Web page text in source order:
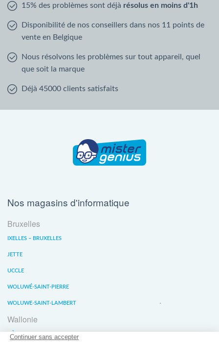
15% des problèmes sont déjà résolus en moins d'1h
Disponibilité de nos conseillers dans nos 11 points de
vente en Belgique
Nous résolvons les problèmes sur tout appareil, quel
que soit la marque
Déjà 45000 clients satisfaits
Nos magasins d'informatique
Bruxelles
IXELLES – BRUXELLES
JETTE
UCCLE
WOLUWÉ-SAINT-PIERRE
WOLUWE-SAINT-LAMBERT
Wallonie
LIÈGE